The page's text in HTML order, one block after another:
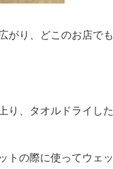
がり、どこのお店でも
り、タオルドライした
トの際に使ってウェッ